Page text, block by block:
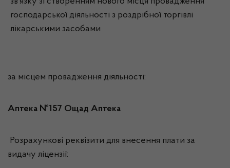
господарської діяльності з роздрібної торгівлі
лікарськими засобами
за місцем провадження діяльності:
Аптека №157 Ощад Аптека
Розрахункові реквізити для внесення плати за
видачу ліцензії: